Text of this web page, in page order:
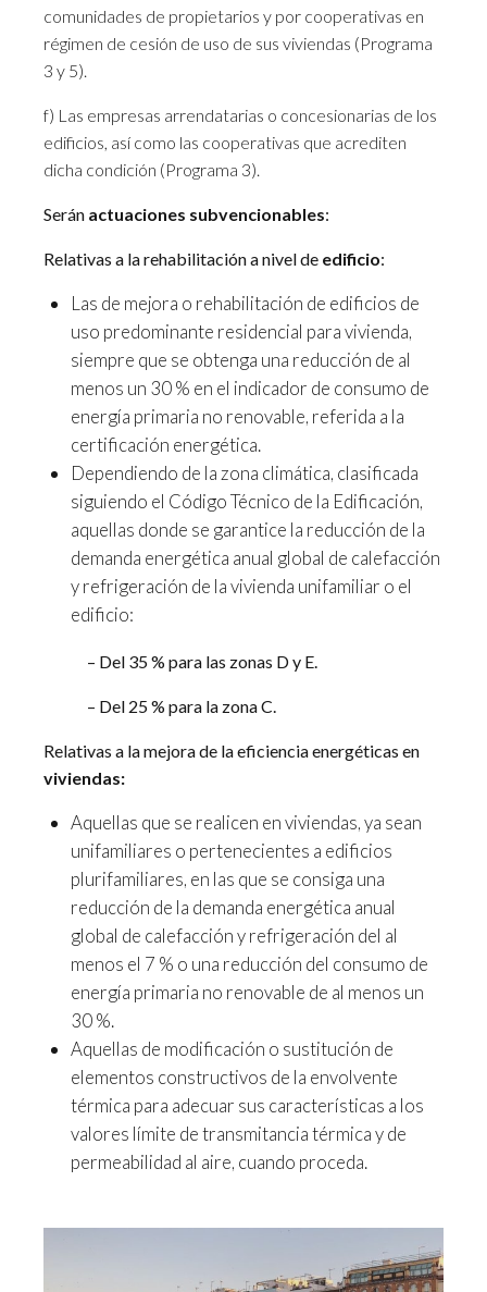
comunidades de propietarios y por cooperativas en
régimen de cesión de uso de sus viviendas (Programa
3 y 5).
f) Las empresas arrendatarias o concesionarias de los
edificios, así como las cooperativas que acrediten
dicha condición (Programa 3).
Serán actuaciones subvencionables:
Relativas a la rehabilitación a nivel de edificio:
Las de mejora o rehabilitación de edificios de
uso predominante residencial para vivienda,
siempre que se obtenga una reducción de al
menos un 30 % en el indicador de consumo de
energía primaria no renovable, referida a la
certificación energética.
Dependiendo de la zona climática, clasificada
siguiendo el Código Técnico de la Edificación,
aquellas donde se garantice la reducción de la
demanda energética anual global de calefacción
y refrigeración de la vivienda unifamiliar o el
edificio:
– Del 35 % para las zonas D y E.
– Del 25 % para la zona C.
Relativas a la mejora de la eficiencia energéticas en
viviendas:
Aquellas que se realicen en viviendas, ya sean
unifamiliares o pertenecientes a edificios
plurifamiliares, en las que se consiga una
reducción de la demanda energética anual
global de calefacción y refrigeración del al
menos el 7 % o una reducción del consumo de
energía primaria no renovable de al menos un
30 %.
Aquellas de modificación o sustitución de
elementos constructivos de la envolvente
térmica para adecuar sus características a los
valores límite de transmitancia térmica y de
permeabilidad al aire, cuando proceda.